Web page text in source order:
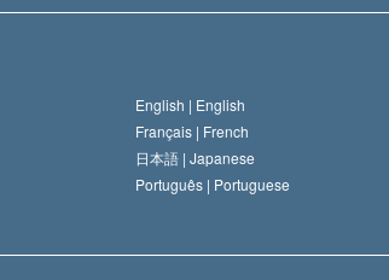
English | English
Français | French
日本語 | Japanese
Português | Portuguese